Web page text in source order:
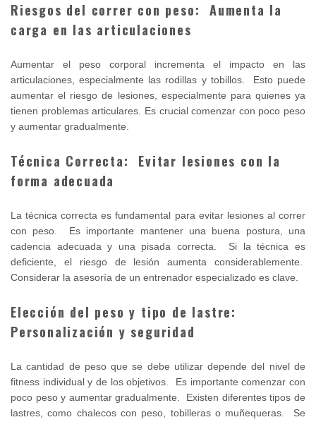
Riesgos del correr con peso: Aumenta la
carga en las articulaciones
Aumentar el peso corporal incrementa el impacto en las
articulaciones, especialmente las rodillas y tobillos. Esto puede
aumentar el riesgo de lesiones, especialmente para quienes ya
tienen problemas articulares. Es crucial comenzar con poco peso
y aumentar gradualmente.
Técnica Correcta: Evitar lesiones con la
forma adecuada
La técnica correcta es fundamental para evitar lesiones al correr
con peso. Es importante mantener una buena postura, una
cadencia adecuada y una pisada correcta. Si la técnica es
deficiente, el riesgo de lesión aumenta considerablemente.
Considerar la asesoría de un entrenador especializado es clave.
Elección del peso y tipo de lastre:
Personalización y seguridad
La cantidad de peso que se debe utilizar depende del nivel de
fitness individual y de los objetivos. Es importante comenzar con
poco peso y aumentar gradualmente. Existen diferentes tipos de
lastres, como chalecos con peso, tobilleras o muñequeras. Se